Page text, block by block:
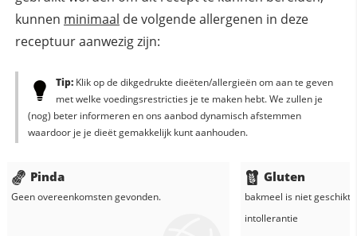
kunnen minimaal de volgende allergenen in deze
receptuur aanwezig zijn:
Tip:Klik op de dikgedrukte dieëten/allergieën om aan te geven
met welke voedingsrestricties je te maken hebt. We zullen je
(nog) beter informeren en ons aanbod dynamisch afstemmen
waardoor je je dieët gemakkelijk kunt aanhouden.
Pinda
Geen overeenkomsten gevonden.
Gluten
bakmeel is niet geschikt
intollerantie